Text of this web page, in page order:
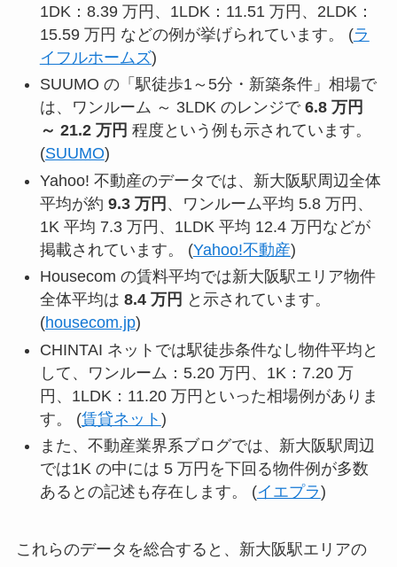
1DK：8.39 万円、1LDK：11.51 万円、2LDK：
15.59 万円 などの例が挙げられています。 (ラ
イフルホームズ)
SUUMO の「駅徒歩1～5分・新築条件」相場で
は、ワンルーム ～ 3LDK のレンジで 6.8 万円
～ 21.2 万円 程度という例も示されています。
(SUUMO)
Yahoo! 不動産のデータでは、新大阪駅周辺全体
平均が約 9.3 万円 、ワンルーム平均 5.8 万円、
1K 平均 7.3 万円、1LDK 平均 12.4 万円などが
掲載されています。 (Yahoo!不動産)
Housecom の賃料平均では新大阪駅エリア物件
全体平均は 8.4 万円 と示されています。
(housecom.jp)
CHINTAI ネットでは駅徒歩条件なし物件平均と
して、ワンルーム：5.20 万円、1K：7.20 万
円、1LDK：11.20 万円といった相場例がありま
す。 (賃貸ネット )
また、不動産業界系ブログでは、新大阪駅周辺
では1K の中には 5 万円を下回る物件例が多数
あるとの記述も存在します。 (イエプラ)
これらのデータを総合すると、新大阪駅エリアの